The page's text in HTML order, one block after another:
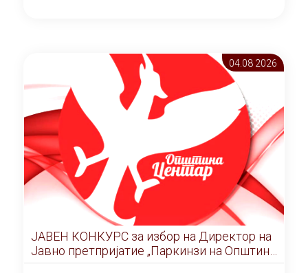
Скопје” број 9/2026), за времетраење од 3
(три) години од денот на потпишувањето на
Договорот за закуп со најповолниот
понудувач.
04.08 2026
ЈАВЕН КОНКУРС за избор на Директор на
Јавно претпријатие „Паркинзи на Општина
Центар“ – Скопје